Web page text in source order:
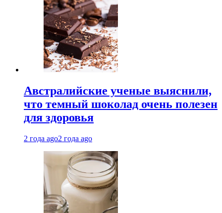
Австралийские ученые выяснили,
что темный шоколад очень полезен
для здоровья
2 года ago2 года ago